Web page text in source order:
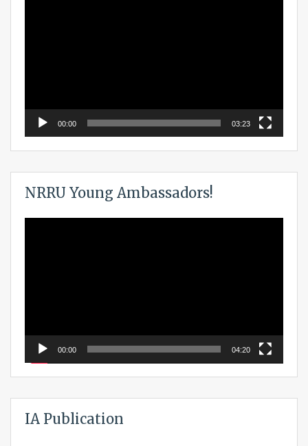
00:00 03:23
NRRU Young Ambassadors!
00:00 04:20
IA Publication